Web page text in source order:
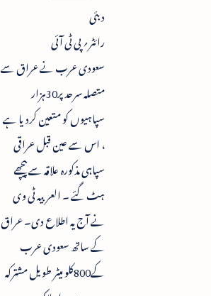
دبئی
رائٹر؍ پی ٹی آئی
سعودی عرب نے عراق سے
متصلہ سرحد پر30ہزار
سپاہیوں کو متعین کردیا ہے
، اس سے عین قبل عراقی
سپاہی مذکورہ علاقہ سے پیچھے
ہٹ گئے ۔ العربیہ ٹی وی
نے آج یہ اطلاع دی۔ عراق
کے ساتھ سعودی عرب
کے800کلو میٹر طویل مشترکہ